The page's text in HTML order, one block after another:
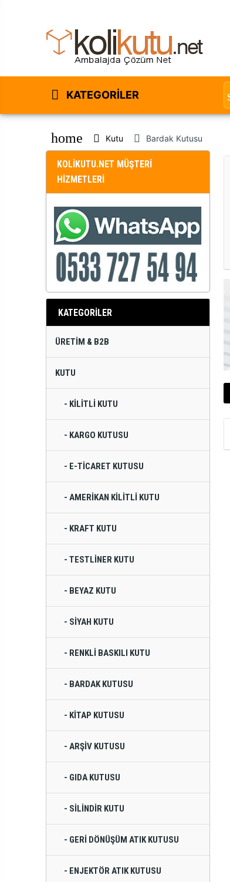
KATEGORILER
home Kutu Bardak Kutusu
KOLİKUTU.NET MÜŞTERİ
HİZMETLERİ
KATEGORİLER
ÜRETIM & B2B
KUTU
- KILITLI KUTU
- KARGO KUTUSU
- E-TICARET KUTUSU
- AMERIKAN KILITLI KUTU
- KRAFT KUTU
- TESTLINER KUTU
- BEYAZ KUTU
- SIYAH KUTU
- RENKLI BASKILI KUTU
- BARDAK KUTUSU
- KITAP KUTUSU
- ARŞIV KUTUSU
- GIDA KUTUSU
- SILINDIR KUTU
- GERI DÖNÜŞÜM ATIK KUTUSU
- ENJEKTÖR ATIK KUTUSU